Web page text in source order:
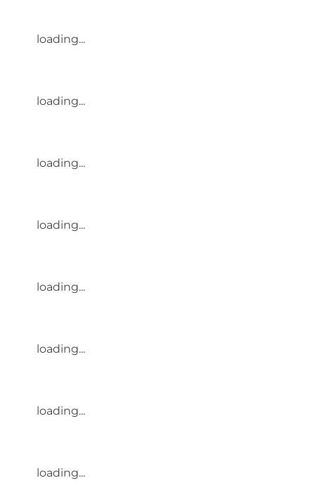
loading...
loading...
loading...
loading...
loading...
loading...
loading...
loading...